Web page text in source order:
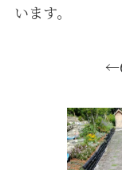
います。